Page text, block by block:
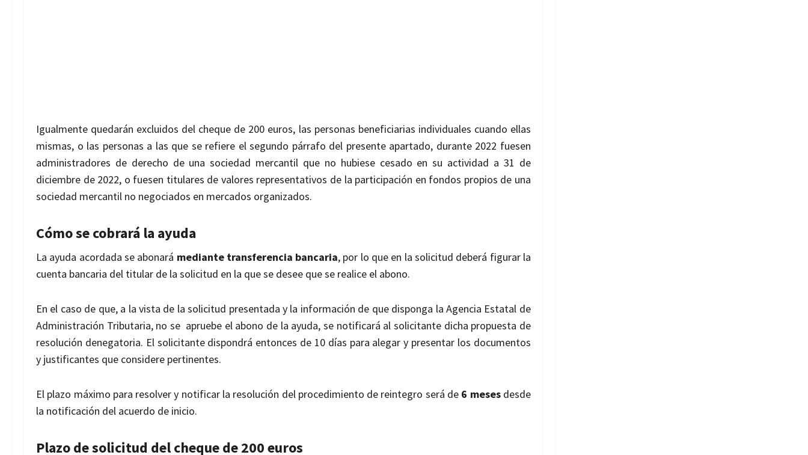
Igualmente quedarán excluidos del cheque de 200 euros, las personas beneficiarias individuales cuando ellas
mismas, o las personas a las que se refiere el segundo párrafo del presente apartado, durante 2022 fuesen
administradores de derecho de una sociedad mercantil que no hubiese cesado en su actividad a 31 de
diciembre de 2022, o fuesen titulares de valores representativos de la participación en fondos propios de una
sociedad mercantil no negociados en mercados organizados.
Cómo se cobrará la ayuda
La ayuda acordada se abonará mediante transferencia bancaria, por lo que en la solicitud deberá figurar la
cuenta bancaria del titular de la solicitud en la que se desee que se realice el abono.
En el caso de que, a la vista de la solicitud presentada y la información de que disponga la Agencia Estatal de
Administración Tributaria, no se apruebe el abono de la ayuda, se notificará al solicitante dicha propuesta de
resolución denegatoria. El solicitante dispondrá entonces de 10 días para alegar y presentar los documentos
y justificantes que considere pertinentes.
El plazo máximo para resolver y notificar la resolución del procedimiento de reintegro será de 6 mesesdesde
la notificación del acuerdo de inicio.
Plazo de solicitud del cheque de 200 euros